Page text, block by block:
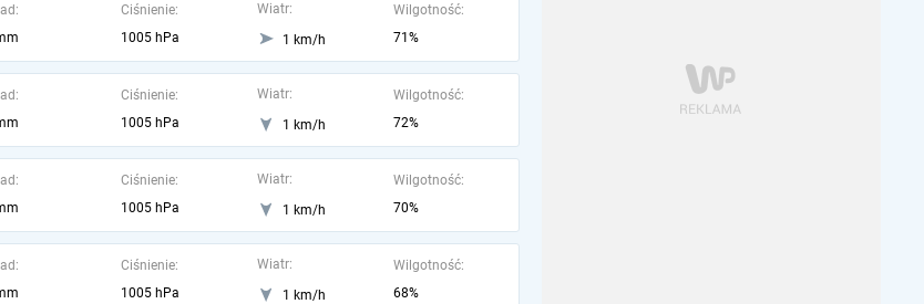
Ciśnienie:
1005 hPa
Wiatr:
1 km/h
Wilgotność:
71%
Ciśnienie:
1005 hPa
Wiatr:
1 km/h
Wilgotność:
72%
Ciśnienie:
1005 hPa
Wiatr:
1 km/h
Wilgotność:
70%
Ciśnienie:
1005 hPa
Wiatr:
1 km/h
Wilgotność:
68%